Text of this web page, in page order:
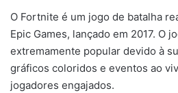
O Fortnite é um jogo de batalha
Epic Games, lançado em 2017. O
extremamente popular devido à
gráficos coloridos e eventos ao
jogadores engajados.